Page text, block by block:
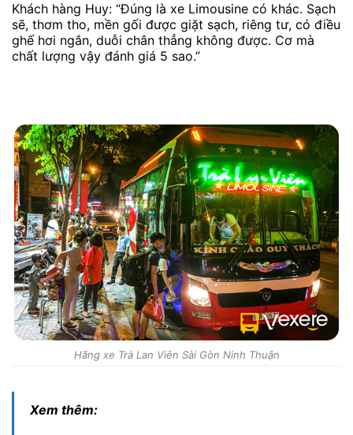
Khách hàng Huy: “Đúng là xe Limousine có khác. Sạch
sẽ, thơm tho, mền gối được giặt sạch, riêng tư, có điều
ghế hơi ngắn, duỗi chân thẳng không được. Cơ mà
chất lượng vậy đánh giá 5 sao.”
Hãng xe Trà Lan Viên Sài Gòn Ninh Thuận
Xem thêm: